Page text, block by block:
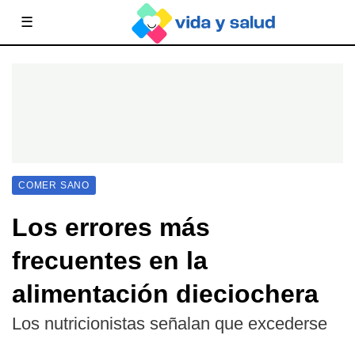
☰
COMER SANO
Los errores más
frecuentes en la
alimentación dieciochera
Los nutricionistas señalan que excederse